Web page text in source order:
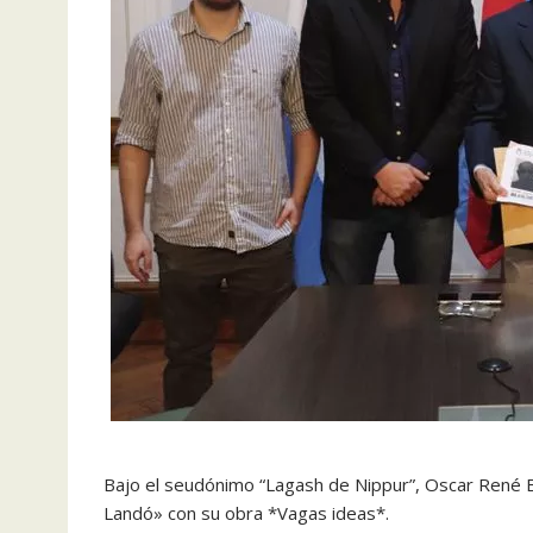
Bajo el seudónimo “Lagash de Nippur”, Oscar
Landó» con su obra *Vagas ideas*.